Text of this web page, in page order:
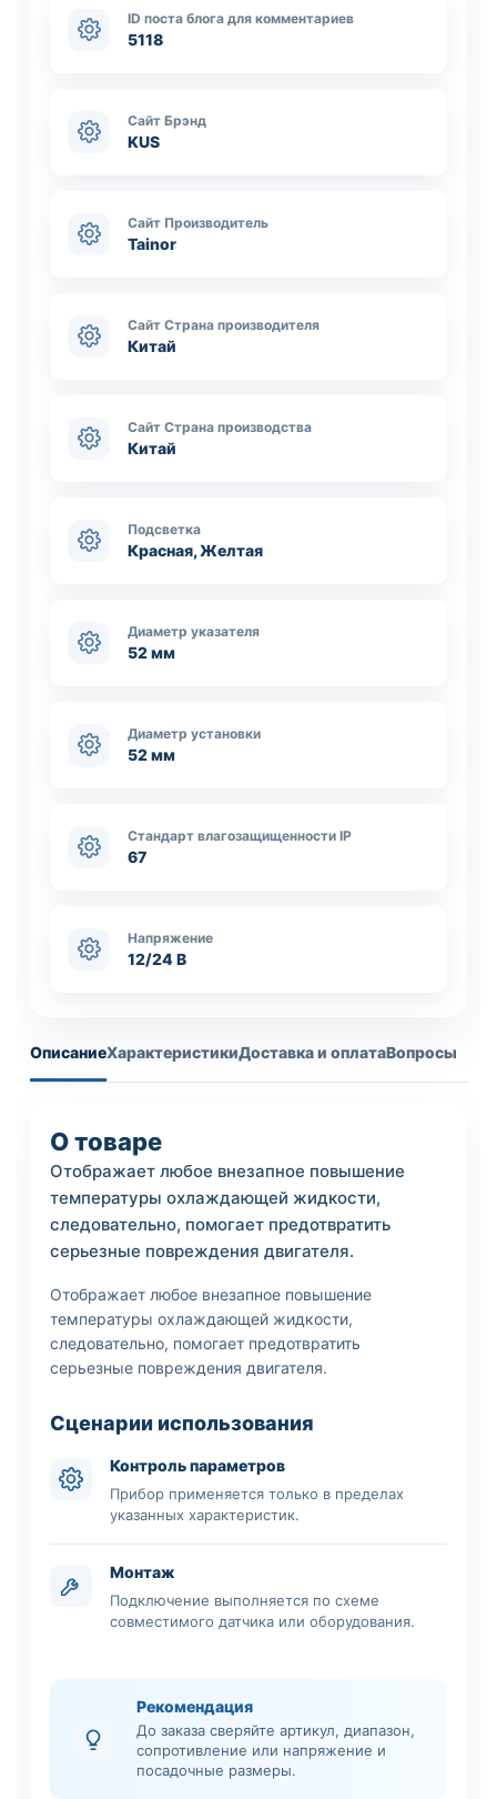
ID поста блога для комментариев
5118
Сайт Брэнд
KUS
Сайт Производитель
Tainor
Сайт Страна производителя
Китай
Сайт Страна производства
Китай
Подсветка
Красная, Желтая
Диаметр указателя
52 мм
Диаметр установки
52 мм
Стандарт влагозащищенности IP
67
Напряжение
12/24 В
ОписаниеХарактеристикиДоставка и оплатаВопросы
О товаре
Отображает любое внезапное повышение
температуры охлаждающей жидкости,
следовательно, помогает предотвратить
серьезные повреждения двигателя.
Отображает любое внезапное повышение
температуры охлаждающей жидкости,
следовательно, помогает предотвратить
серьезные повреждения двигателя.
Сценарии использования
Контроль параметров
Прибор применяется только в пределах
указанных характеристик.
Монтаж
Подключение выполняется по схеме
совместимого датчика или оборудования.
Рекомендация
До заказа сверяйте артикул, диапазон,
сопротивление или напряжение и
посадочные размеры.